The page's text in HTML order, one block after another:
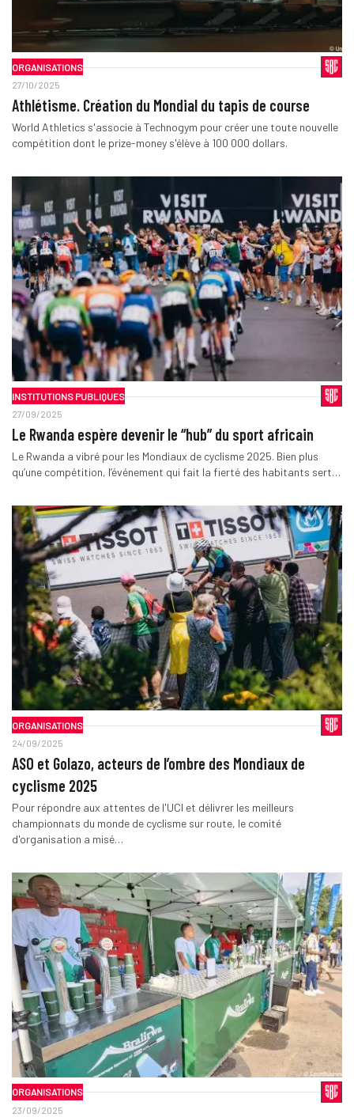
ORGANISATIONS
27/10/2025
Athlétisme. Création du Mondial du tapis de course
World Athletics s'associe à Technogym pour créer une toute nouvelle
compétition dont le prize-money s'élève à 100 000 dollars.
INSTITUTIONS PUBLIQUES
27/09/2025
Le Rwanda espère devenir le “hub” du sport africain
Le Rwanda a vibré pour les Mondiaux de cyclisme 2025. Bien plus
qu’une compétition, l’événement qui fait la fierté des habitants sert…
ORGANISATIONS
24/09/2025
ASO et Golazo, acteurs de l’ombre des Mondiaux de
cyclisme 2025
Pour répondre aux attentes de l'UCI et délivrer les meilleurs
championnats du monde de cyclisme sur route, le comité
d'organisation a misé…
ORGANISATIONS
23/09/2025